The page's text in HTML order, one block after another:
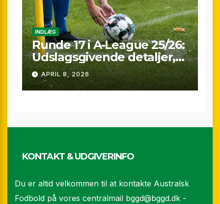
INDLÆG
Runde 17 i A-League 25/26:
Udslagsgivende detaljer,
sene scoringer og VAR-
drama
APRIL 8, 2026
KONTAKT & UDGIVERINFO
Du er altid velkommen til at kontakte Australsk
Fodbold på vores centralmail bggd@bggd.dk -